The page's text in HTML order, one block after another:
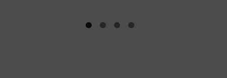
populares de nuestro territorio.